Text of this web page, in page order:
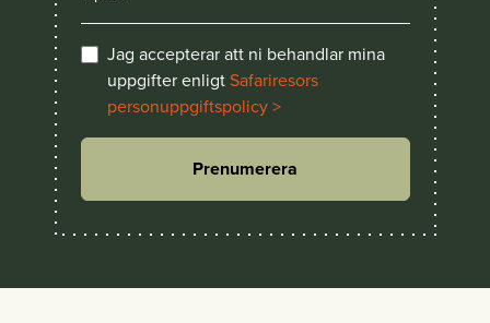
Jag accepterar att ni behandlar mina
uppgifter enligtSafariresors
personuppgiftspolicy >
Prenumerera